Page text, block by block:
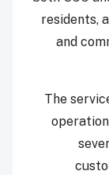
residents,
and
The